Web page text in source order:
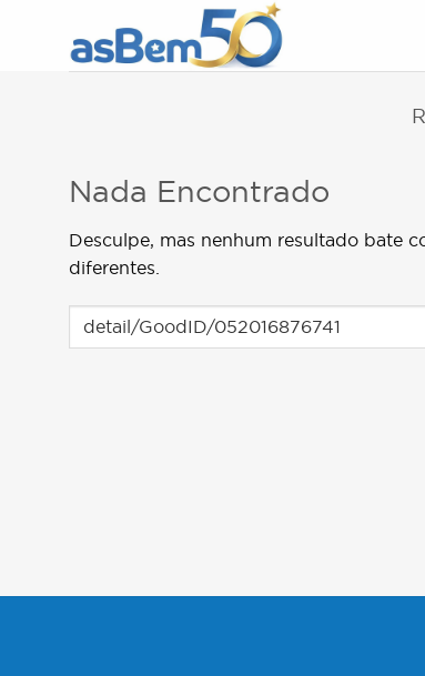
Nada Encontrado
Desculpe, mas nenhum resultado bate
diferentes.